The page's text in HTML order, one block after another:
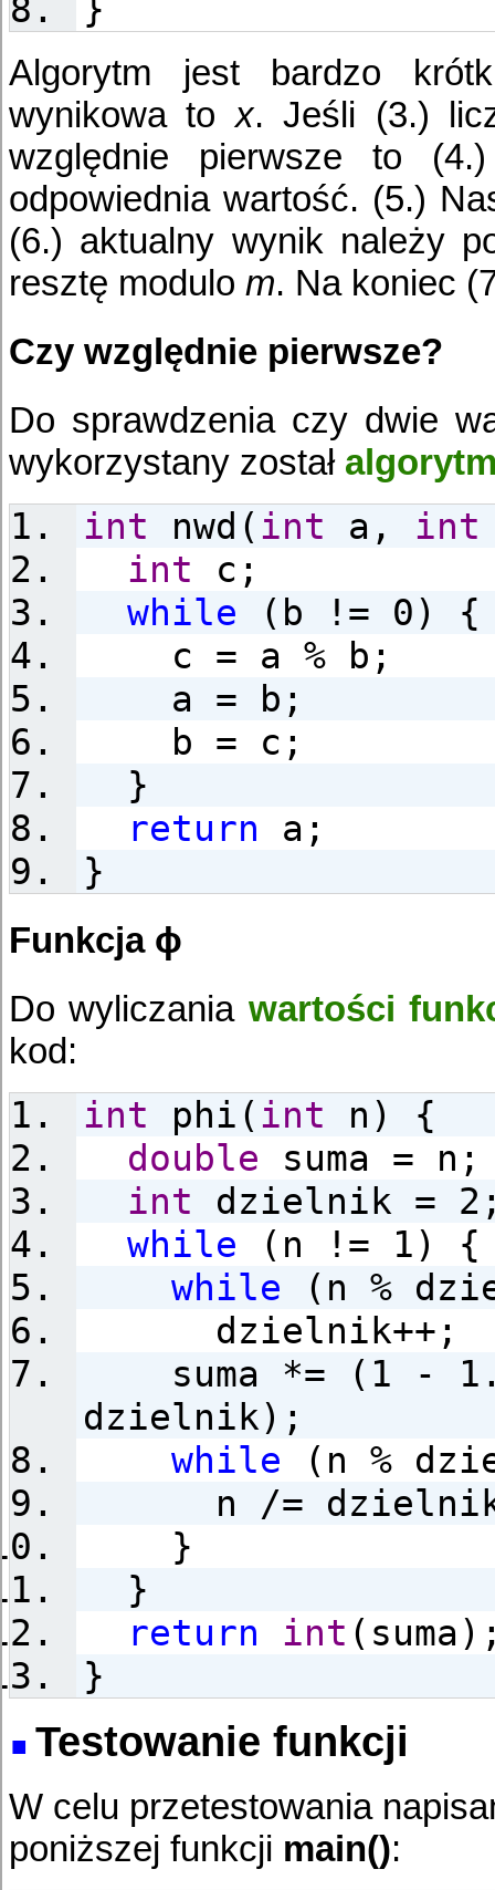
}
Algorytm jest bardzo
wynikowa tox. Jeśli (3.)
względnie pierwsze to
odpowiednia wartość. (5.)
(6.) aktualny wynik należy
resztę modulo m. Na koniec
Czy względnie pierwsze?
Do sprawdzenia czy dwie
wykorzystany został
int nwd( int a, int
int c;
while (b != 0) {
c = a % b;
a = b;
b = c;
}
return a;
}
Funkcja ϕ
Do wyliczania wartości
kod:
int phi( int n) {
double suma = n;
int dzielnik =
while (n != 1) {
while (n %
dzielnik++;
suma *= (1 -
dzielnik);
while (n %
n /=
}
}
return
int
}
Testowanie funkcji
W celu przetestowania
poniższej funkcji main():